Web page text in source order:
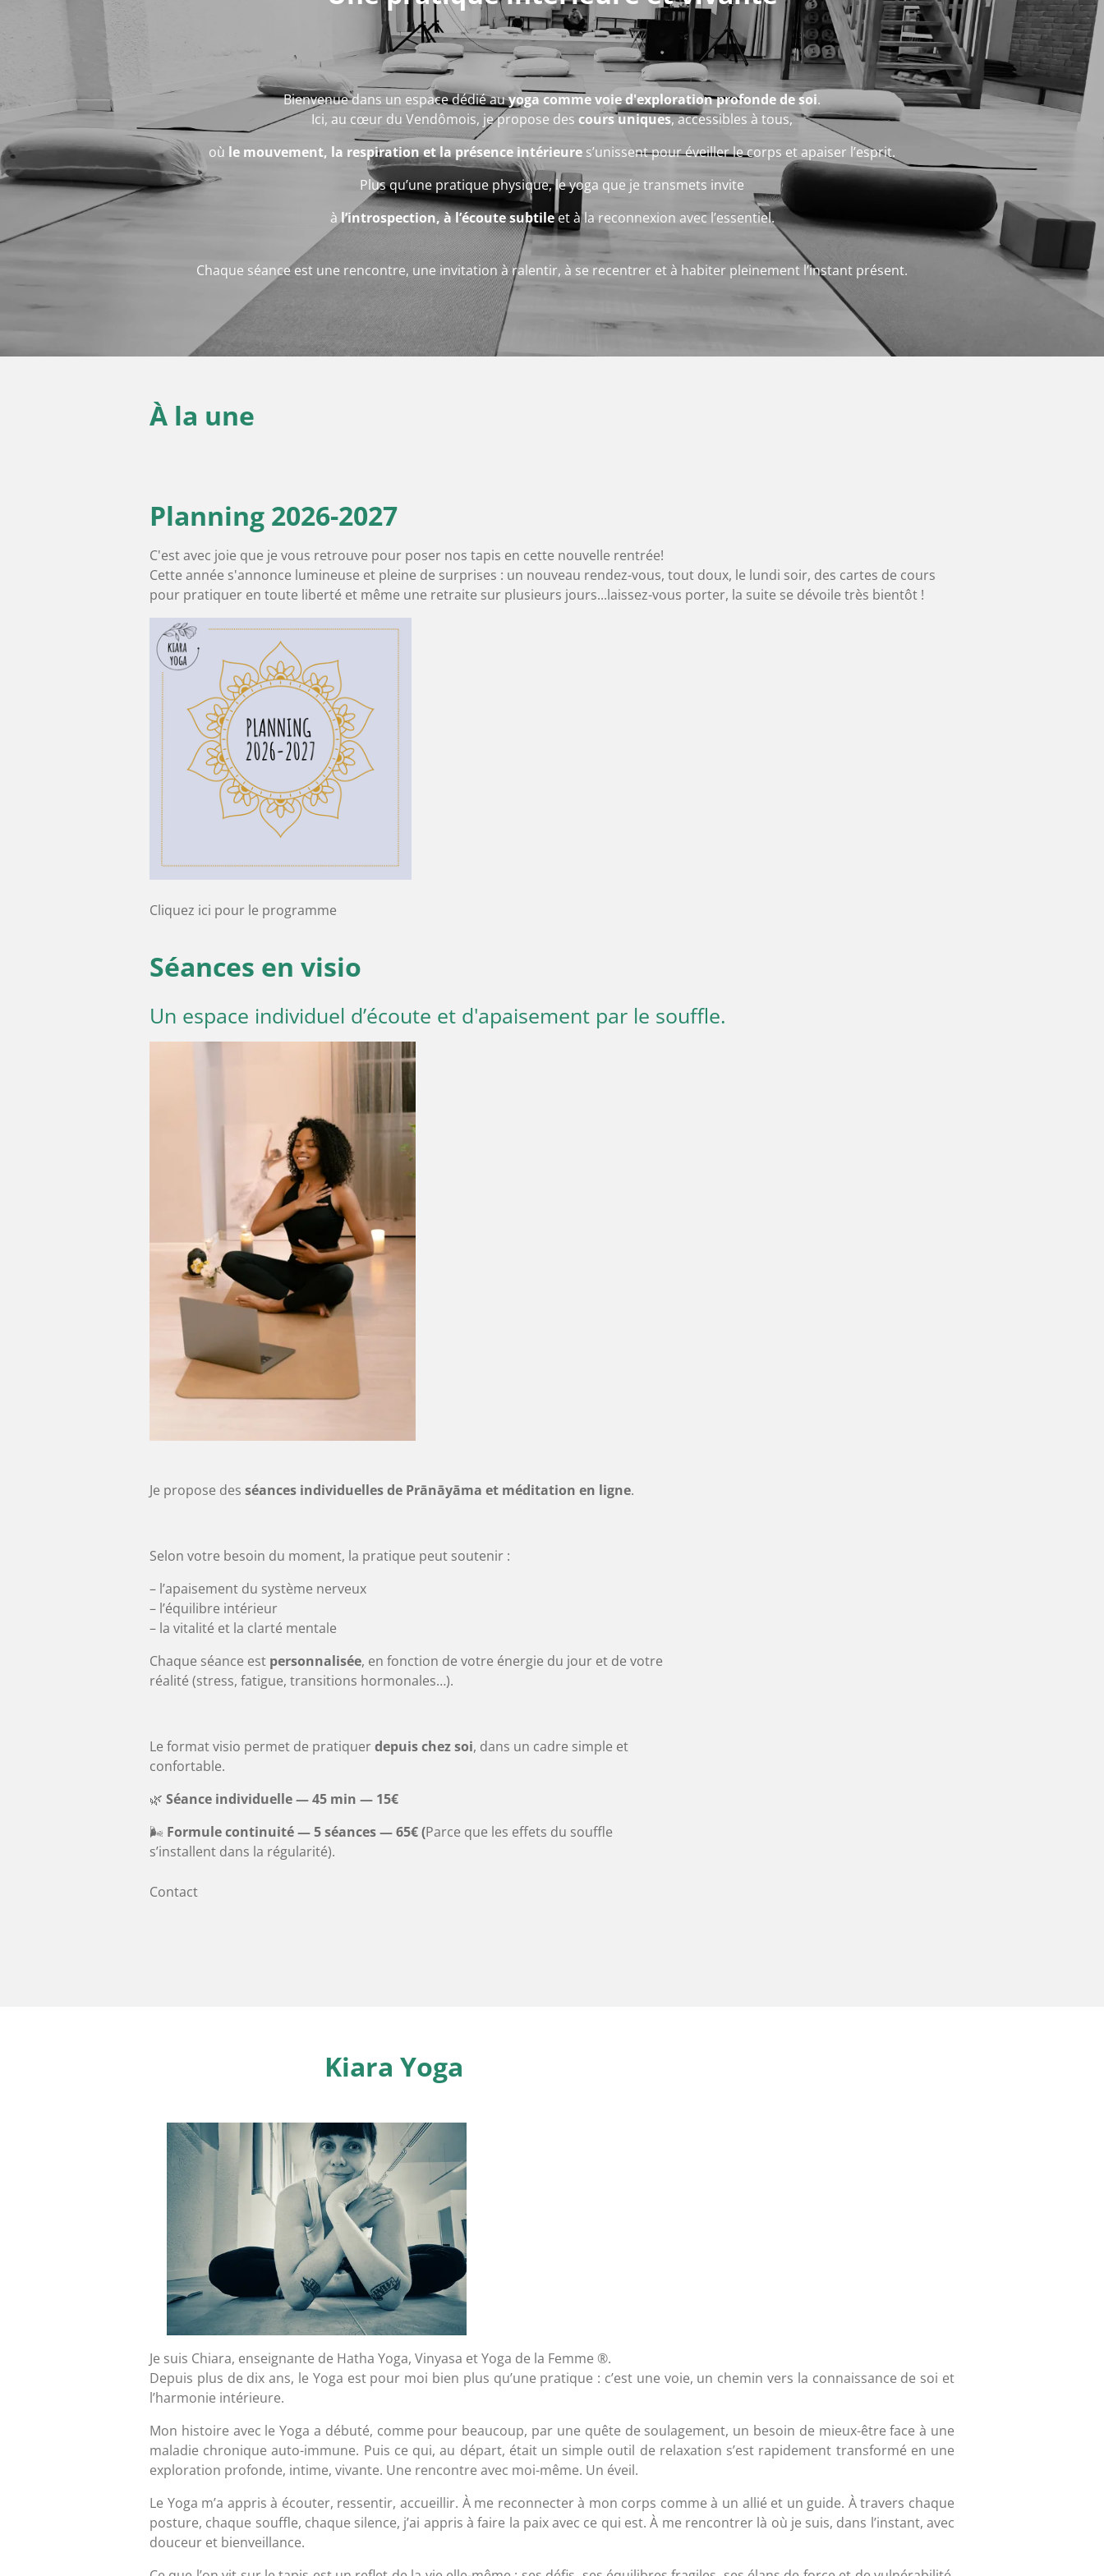
Bienvenue dans un espace dédié auyoga comme voie d'exploration profonde de soi.
Ici, au cœur du Vendômois, je propose des cours uniques, accessibles à tous,
où le mouvement, la respiration et la présence intérieure s’unissent pour éveiller le corps et apaiser l’esprit.
Plus qu’une pratique physique, le yoga que je transmets invite
à l’introspection, à l’écoute subtileet à la reconnexion avec l’essentiel.
Chaque séance est une rencontre, une invitation à ralentir, à se recentrer et à habiter pleinement l’instant présent.
À la une
Planning 2026-2027
C'est avec joie que je vous retrouve pour poser nos tapis en cette nouvelle rentrée!
Cette année s'annonce lumineuse et pleine de surprises : un nouveau rendez-vous, tout doux, le lundi soir, des cartes de cours
pour pratiquer en toute liberté et même une retraite sur plusieurs jours...laissez-vous porter, la suite se dévoile très bientôt !
Cliquez ici pour le programme
Séances en visio
Un espace individuel d’écoute et d'apaisement par le souffle.
Je propose des séances individuelles de Prānāyāma et méditation en ligne.
Selon votre besoin du moment, la pratique peut soutenir :
– l’apaisement du système nerveux
– l’équilibre intérieur
– la vitalité et la clarté mentale
Chaque séance est personnalisée, en fonction de votre énergie du jour et de votre
réalité (stress, fatigue, transitions hormonales…).
Le format visio permet de pratiquerdepuis chez soi, dans un cadre simple et
confortable.
🌿 Séance individuelle — 45 min — 15€
🌬 Formule continuité — 5 séances — 65€ (Parce que les effets du souffle
s’installent dans la régularité).
Contact
Kiara Yoga
Je suis Chiara, enseignante de Hatha Yoga, Vinyasa et Yoga de la Femme ®.
Depuis plus de dix ans, le Yoga est pour moi bien plus qu’une pratique : c’est une voie, un chemin vers la connaissance de soi et
l’harmonie intérieure.
Mon histoire avec le Yoga a débuté, comme pour beaucoup, par une quête de soulagement, un besoin de mieux-être face à une
maladie chronique auto-immune. Puis ce qui, au départ, était un simple outil de relaxation s’est rapidement transformé en une
exploration profonde, intime, vivante. Une rencontre avec moi-même. Un éveil.
Le Yoga m’a appris à écouter, ressentir, accueillir. À me reconnecter à mon corps comme à un allié et un guide. À travers chaque
posture, chaque souffle, chaque silence, j’ai appris à faire la paix avec ce qui est. À me rencontrer là où je suis, dans l’instant, avec
douceur et bienveillance.